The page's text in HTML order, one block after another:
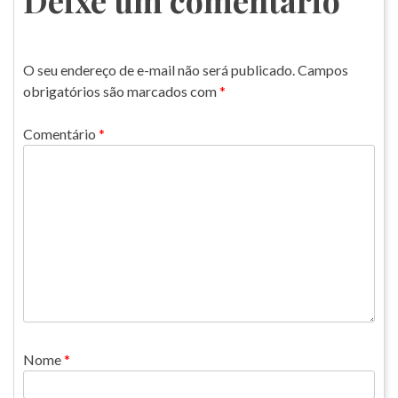
O seu endereço de e-mail não será publicado. Campos
obrigatórios são marcados com*
Comentário *
Nome*